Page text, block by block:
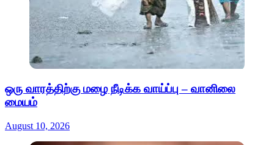
ஒரு வாரத்திற்கு மழை நீடிக்க வாய்ப்பு – வானிலை
மையம்
August 10, 2026